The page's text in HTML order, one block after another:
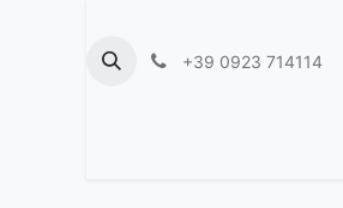
+39 0923 714114